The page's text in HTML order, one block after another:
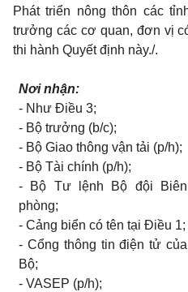
Phát triển nông thôn các
trưởng các cơ quan, đơn vị
thi hành Quyết định này./.
Nơi nhận:
- Như Điều 3;
- Bộ trưởng (b/c);
- Bộ Giao thông vận tải (p/h);
- Bộ Tài chính (p/h);
-
Bộ Tư lệnh Bộ đội Biên
phòng;
- Cảng biển có tên tại Điều 1;
- Cổng thông tin điện tử của
Bộ;
- VASEP (p/h);